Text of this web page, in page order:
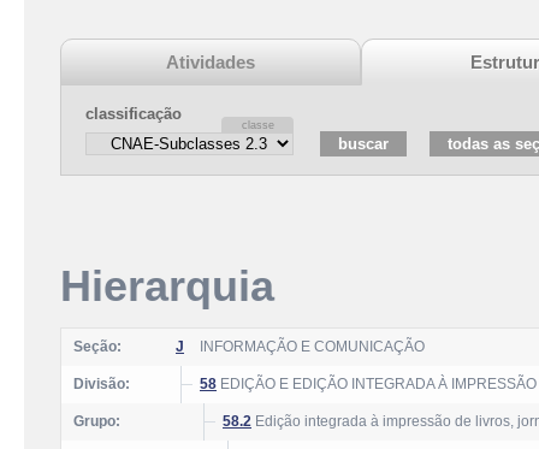
Atividades
classificação
Hierarquia
Seção: J INFORMAÇÃO E COMUNICAÇÃO
Divisão: 58 EDIÇÃO E EDIÇÃO INTEGRADA À IMPRESSÃO
Grupo: 58.2 Edição integrada à impressão de livros,